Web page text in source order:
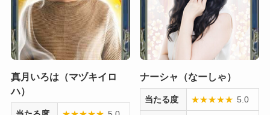
真月いろは（マヅキイロ
ハ）
ナーシャ（なーしゃ）
当たる度 ★★★★★ 5.0